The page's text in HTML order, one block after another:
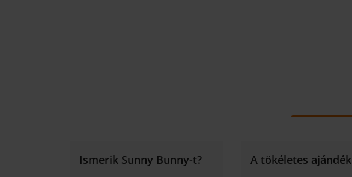
Ismerik Sunny Bunny-t? A tökéletes ajándék